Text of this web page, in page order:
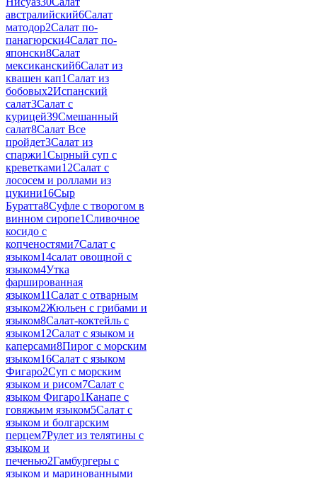
австралийский6Салат
матодор2Салат по-
панагюрски4Салат по-
японски8Салат
мексиканский6Салат из
квашен кап1Салат из
бобовых2Испанский
салат3Салат с
курицей39Смешанный
салат8Салат Все
пройдет3Салат из
спаржи1Сырный суп с
креветками12Салат с
лососем и роллами из
цукини16Сыр
Буратта8Суфле с творогом в
винном сиропе1Сливочное
косидо с
копченостями7Салат с
языком14салат овощной с
языком4Утка
фаршированная
языком11Салат с отварным
языком2Жюльен с грибами и
языком8Салат-коктейль с
языком12Салат с языком и
каперсами8Пирог с морским
языком16Салат с языком
Фигаро2Суп с морским
языком и рисом7Салат с
языком Фигаро1Канапе с
говяжьим языком5Салат с
языком и болгарским
перцем7Рулет из телятины с
языком и
печенью2Гамбургеры с
языком и маринованными